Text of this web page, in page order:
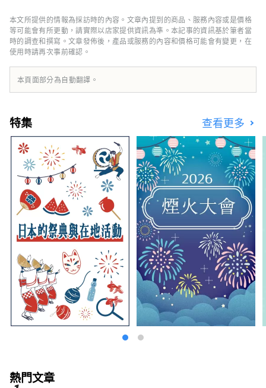
輕食，還有使用知多半島新鮮漁獲製作
的各式海鮮料理。
HAKKO？ HAKKO技術在決定日本料理口味的調
味料生產以及風靡全球的清酒釀造中發揮著至關
重要的作用。 ■名古屋是什麼樣的？ 名古屋位
於日本中部，是航空和陸路交通樞紐。得天獨厚
的自然環境和氣候孕育了獨特的發酵食品文化。
知多半島被伊勢灣和三河灣環繞，風景優美，自
本文所提供的情報為採訪時的內容。文章內提到的商品、服務內容或是價格
等可能會有所更動，請實際以店家提供資訊為準。本記事的資訊基於筆者當
時的調查和撰寫。文章發佈後，產品或服務的內容和價格可能會有變更，在
使用時請再次事前確認。
本頁面部分為自動翻譯。
特集 查看更多
熱門文章